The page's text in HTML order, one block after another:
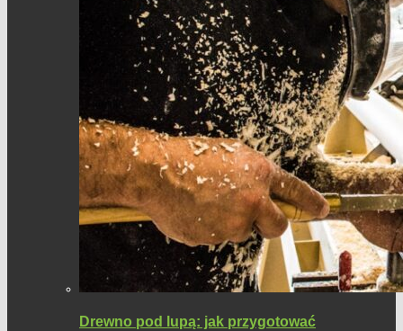
Drewno pod lupą: jak przygotować